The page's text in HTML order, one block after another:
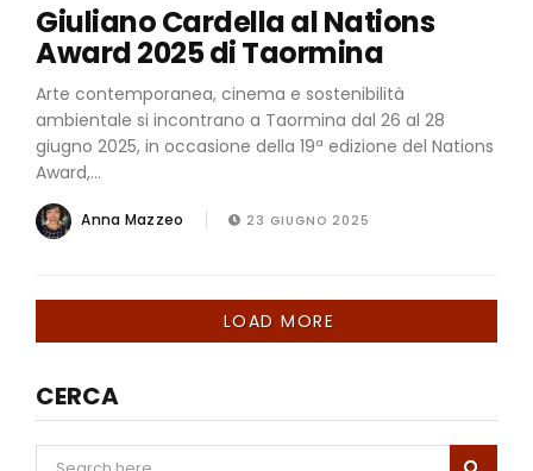
Giuliano Cardella al Nations
Award 2025 di Taormina
Arte contemporanea, cinema e sostenibilità
ambientale si incontrano a Taormina dal 26 al 28
giugno 2025, in occasione della 19ª edizione del Nations
Award,...
Anna Mazzeo 23 GIUGNO 2025
LOAD MORE
CERCA